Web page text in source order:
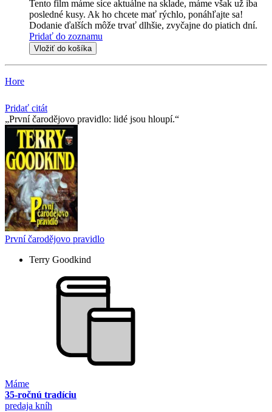
Tento film máme síce aktuálne na sklade, máme však už iba
posledné kusy. Ak ho chcete mať rýchlo, ponáhľajte sa!
Dodanie ďalších môže trvať dlhšie, zvyčajne do piatich dní.
Pridať do zoznamu
Vložiť do košíka
Hore
Pridať citát
První čarodějovo pravidlo: lidé jsou hloupí.
První čarodějovo pravidlo
Terry Goodkind
Máme
35-ročnú tradíciu
predaja kníh